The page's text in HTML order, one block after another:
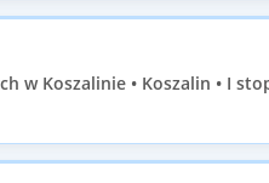
w Koszalinie • Koszalin • I